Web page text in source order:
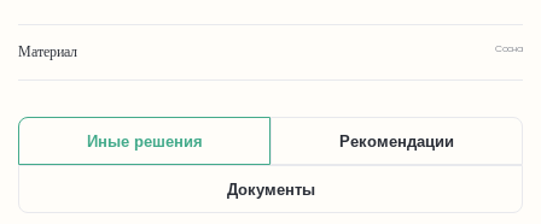
Материал Сосна
Иные решения Рекомендации
Документы